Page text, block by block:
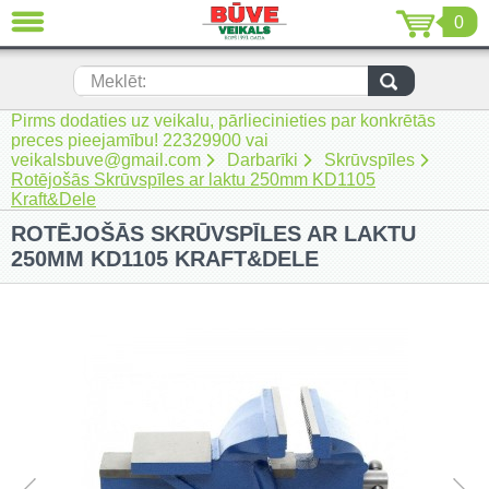
0
Meklēt:
Pirms dodaties uz veikalu, pārliecinieties par konkrētās
preces pieejamību! 22329900 vai
veikalsbuve@gmail.com
Darbarīki
Skrūvspīles
Rotējošās Skrūvspīles ar laktu 250mm KD1105
Kraft&Dele
ROTĒJOŠĀS SKRŪVSPĪLES AR LAKTU
250MM KD1105 KRAFT&DELE
AIZVĒRT
Jaunumi (230)
Akumulatora instrumenti (205)
Akumulatoru lādētāji un piederumi
(116)
Auto ķīmija un piederumi kopšanai
(22)
Rokas elektroinstrumenti (2)